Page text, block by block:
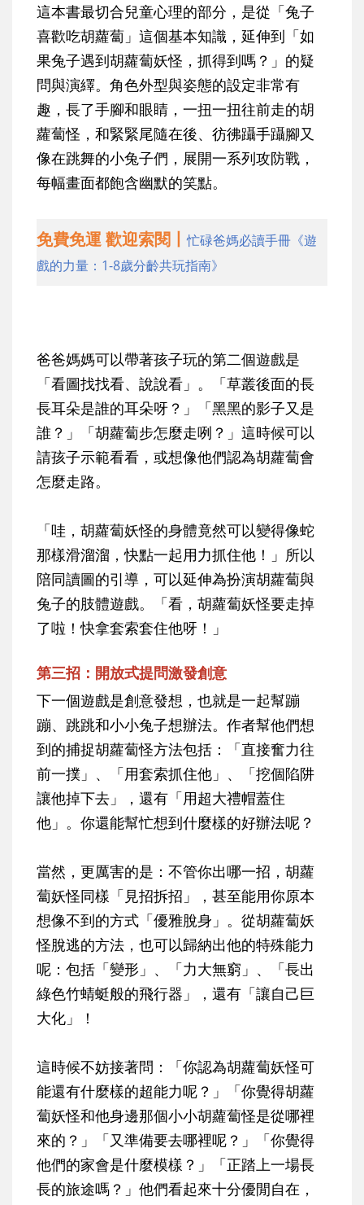
這本書最切合兒童心理的部分，是從「兔子
喜歡吃胡蘿蔔」這個基本知識，延伸到「如
果兔子遇到胡蘿蔔妖怪，抓得到嗎？」的疑
問與演繹。角色外型與姿態的設定非常有
趣，長了手腳和眼睛，一扭一扭往前走的胡
蘿蔔怪，和緊緊尾隨在後、彷彿躡手躡腳又
像在跳舞的小兔子們，展開一系列攻防戰，
每幅畫面都飽含幽默的笑點。
免費免運 歡迎索閱丨忙碌爸媽必讀手冊《遊
戲的力量：1-8歲分齡共玩指南》
爸爸媽媽可以帶著孩子玩的第二個遊戲是
「看圖找找看、說說看」。「草叢後面的長
長耳朵是誰的耳朵呀？」「黑黑的影子又是
誰？」「胡蘿蔔步怎麼走咧？」這時候可以
請孩子示範看看，或想像他們認為胡蘿蔔會
怎麼走路。
「哇，胡蘿蔔妖怪的身體竟然可以變得像蛇
那樣滑溜溜，快點一起用力抓住他！」所以
陪同讀圖的引導，可以延伸為扮演胡蘿蔔與
兔子的肢體遊戲。「看，胡蘿蔔妖怪要走掉
了啦！快拿套索套住他呀！」
第三招：開放式提問激發創意
下一個遊戲是創意發想，也就是一起幫蹦
蹦、跳跳和小小兔子想辦法。作者幫他們想
到的捕捉胡蘿蔔怪方法包括：「直接奮力往
前一撲」、「用套索抓住他」、「挖個陷阱
讓他掉下去」，還有「用超大禮帽蓋住
他」。你還能幫忙想到什麼樣的好辦法呢？
當然，更厲害的是：不管你出哪一招，胡蘿
蔔妖怪同樣「見招拆招」，甚至能用你原本
想像不到的方式「優雅脫身」。從胡蘿蔔妖
怪脫逃的方法，也可以歸納出他的特殊能力
呢：包括「變形」、「力大無窮」、「長出
綠色竹蜻蜓般的飛行器」，還有「讓自己巨
大化」！
這時候不妨接著問：「你認為胡蘿蔔妖怪可
能還有什麼樣的超能力呢？」「你覺得胡蘿
蔔妖怪和他身邊那個小小胡蘿蔔怪是從哪裡
來的？」「又準備要去哪裡呢？」「你覺得
他們的家會是什麼模樣？」「正踏上一場長
長的旅途嗎？」他們看起來十分優閒自在，